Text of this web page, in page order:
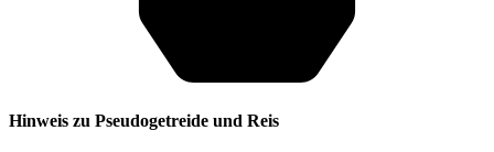
Hinweis zu Pseudogetreide und Reis